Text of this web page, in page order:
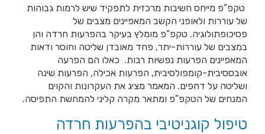
טקפ”פ מייחס חשיבות מרכזית לתפקיד שיש לרמות גבוהות
של עוררות ולאופני הקשב המאפיינים מצבים של
פסיכופתולוגיה. טקפ”פ מומלץ בעיקר בהפרעות חרדה והן
במצבים של עוררות-יתר, פחד מאובדן שליטה וחוסר ודאות
המאפיינים הפרעות נפשיות רבות. כאלו הם הפרעה
אובססיבית-קומפולסיבית, הפרעות אכילה, הפרעות שינה
ושליטה על דחפים. המאמר מציג את העקרונות והקוים
המנחים של הטקפ”פ ומתאר מקרה קליני להמחשת התפיסה.
טיפול קוגניטיבי בהפרעות חרדה